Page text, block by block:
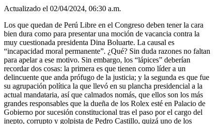
Actualizado el 02/04/2024, 06:30 a.m.
Los que quedan de Perú Libre en el Congreso deben tener la cara
bien dura como para presentar una moción de vacancia contra la
muy cuestionada presidenta Dina Boluarte. La causal es
“incapacidad moral permanente”. ¿Qué? Sin duda razones no faltan
para apelar a ese motivo. Sin embargo, los “lápices” deberían
recordar dos cosas: la primera es que tienen como líder a un
delincuente que anda prófugo de la justicia; y la segunda es que fue
su agrupación política la que llevó en su plancha presidencial a la
actual mandataria, así que calmados nomás, que ellos son los más
grandes responsables que la dueña de los Rolex esté en Palacio de
Gobierno por sucesión constitucional tras el paso por el cargo del
inepto, corrupto y golpista de Pedro Castillo, quizá uno de los